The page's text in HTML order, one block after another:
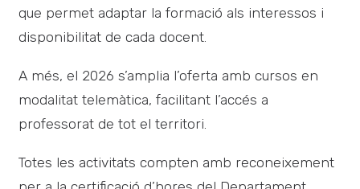
que permet adaptar la formació als interessos i
disponibilitat de cada docent.
A més, el 2026 s’amplia l’oferta amb cursos en
modalitat telemàtica, facilitant l’accés a
professorat de tot el territori.
Totes les activitats compten amb reconeixement